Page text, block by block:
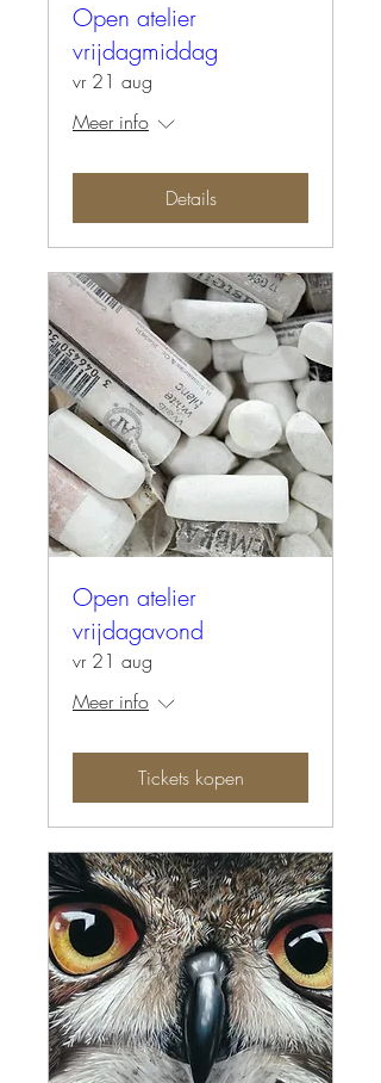
Open atelier
vrijdagmiddag
vr 21 aug
Meer info
Details
Open atelier
vrijdagavond
vr 21 aug
Meer info
Tickets kopen